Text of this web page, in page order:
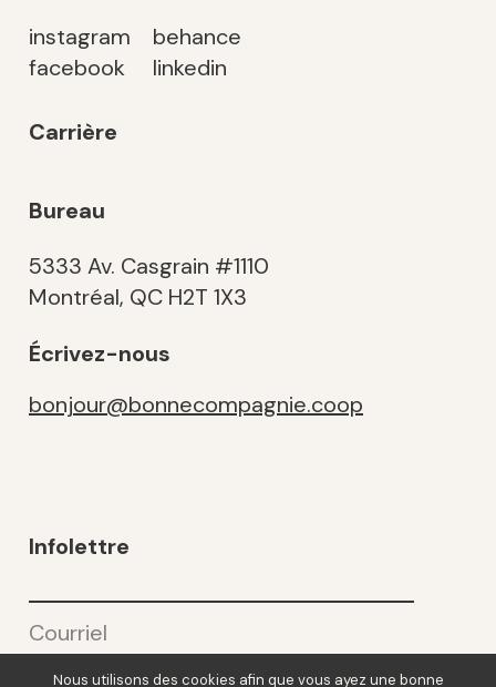
instagram
behance
facebook
linkedin
Carrière
Bureau
5333 Av. Casgrain #1110
Montréal, QC H2T 1X3
Écrivez-nous
bonjour@bonnecompagnie.coop
Infolettre
Courriel
(Nécessaire)
Nous utilisons des cookies afin que vous ayez une bonne